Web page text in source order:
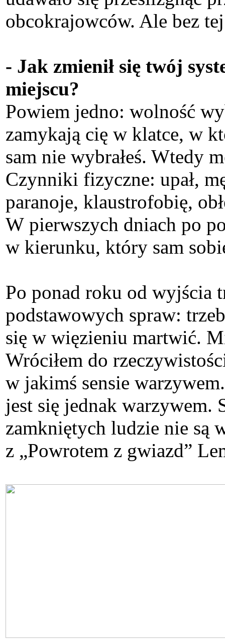
obcokrajowców. Ale bez
- Jak zmienił się twój
miejscu?
Powiem jedno: wolność
zamykają cię w klatce, w
sam nie wybrałeś. Wtedy
Czynniki fizyczne: upał,
paranoje, klaustrofobię,
W pierwszych dniach po
w kierunku, który sam
Po ponad roku od wyjścia
podstawowych spraw:
się w więzieniu martwić.
Wróciłem do
w jakimś sensie
jest się jednak warzywem.
zamkniętych ludzie nie są
z „Powrotem z gwiazd”